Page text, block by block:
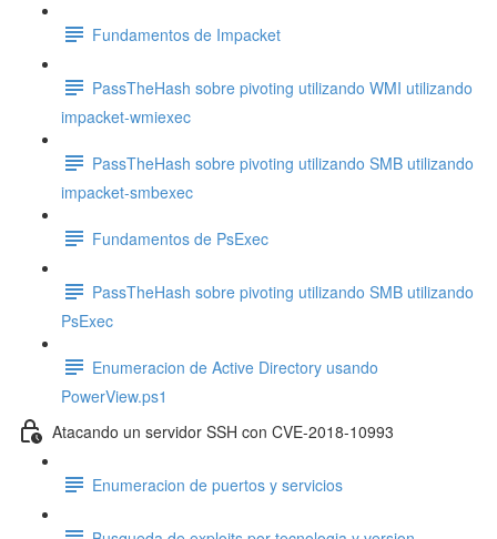
Fundamentos de Impacket
PassTheHash sobre pivoting utilizando WMI utilizando
impacket-wmiexec
PassTheHash sobre pivoting utilizando SMB utilizando
impacket-smbexec
Fundamentos de PsExec
PassTheHash sobre pivoting utilizando SMB utilizando
PsExec
Enumeracion de Active Directory usando
PowerView.ps1
Atacando un servidor SSH con CVE-2018-10993
Enumeracion de puertos y servicios